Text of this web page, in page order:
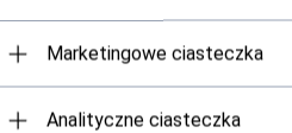
połączenie z telefonem
Marketingowe ciasteczka
Analityczne ciasteczka